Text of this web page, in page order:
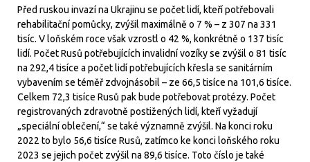
Před ruskou invazí na Ukrajinu se počet lidí, kteří potřebovali
rehabilitační pomůcky, zvýšil maximálně o 7 % – z 307 na 331
tisíc. V loňském roce však vzrostl o 42 %, konkrétně o 137 tisíc
lidí. Počet Rusů potřebujících invalidní vozíky se zvýšil o 81 tisíc
na 292,4 tisíce a počet lidí potřebujících křesla se sanitárním
vybavením se téměř zdvojnásobil – ze 66,5 tisíce na 101,6 tisíce.
Celkem 72,3 tisíce Rusů pak bude potřebovat protézy. Počet
registrovaných zdravotně postižených lidí, kteří vyžadují
„speciální oblečení,“ se také významně zvýšil. Na konci roku
2022 to bylo 56,6 tisíce Rusů, zatímco ke konci loňského roku
2023 se jejich počet zvýšil na 89,6 tisíce. Toto číslo je také